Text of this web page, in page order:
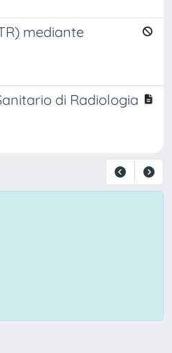
mediante
di Radiologia